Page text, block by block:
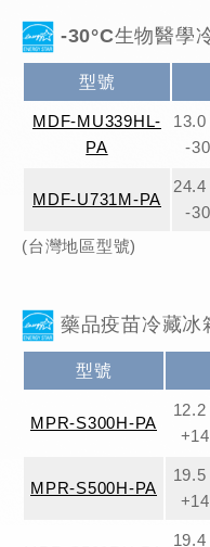
-30°C生物醫學
型號
MDF-MU339HL-
PA
-
MDF-U731M-PA
-
(台灣地區型號)
藥品疫苗冷藏冰
型號
MPR-S300H-PA
MPR-S500H-PA